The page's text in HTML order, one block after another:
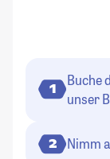
1
Buche
unser
2 Nimm